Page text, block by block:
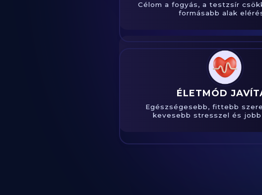
Célom a fogyás, a testzsír
formásabb alak
ÉLETMÓD
Egészségesebb, fittebb
kevesebb stresszel és jobb